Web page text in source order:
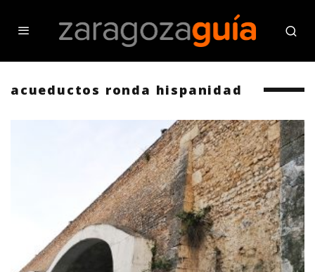
acueductos ronda hispanidad